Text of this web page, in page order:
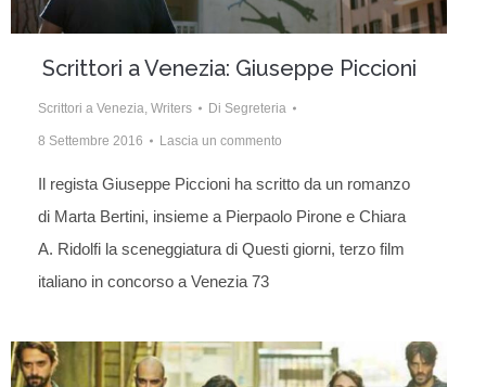
Scrittori a Venezia: Giuseppe Piccioni
Scrittori a Venezia, Writers Di Segreteria
8 Settembre 2016 Lascia un commento
Il regista Giuseppe Piccioni ha scritto da un romanzo
di Marta Bertini, insieme a Pierpaolo Pirone e Chiara
A. Ridolfi la sceneggiatura di Questi giorni, terzo film
italiano in concorso a Venezia 73